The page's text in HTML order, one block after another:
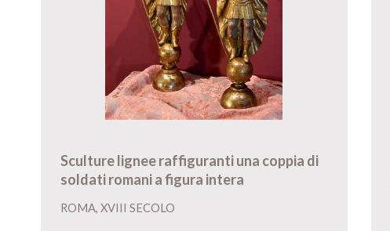
Sculture lignee raffiguranti una coppia di
soldati romani a figura intera
ROMA, XVIII SECOLO